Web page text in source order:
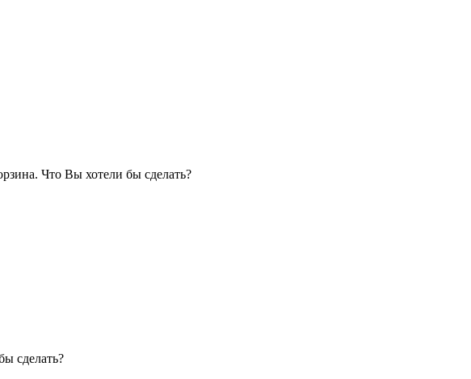
Что Вы хотели бы сделать?
сделать?